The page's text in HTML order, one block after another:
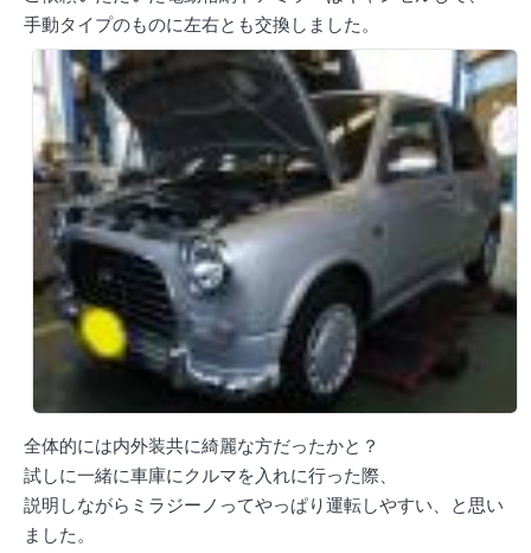
手動タイプのものに左右とも交換しました。
全体的には内外装共に綺麗な方だったかと？
試しに一緒に車庫にクルマを入れに行った際、
説明しながらミラジーノってやっぱり運転しやすい、と思い
ました。